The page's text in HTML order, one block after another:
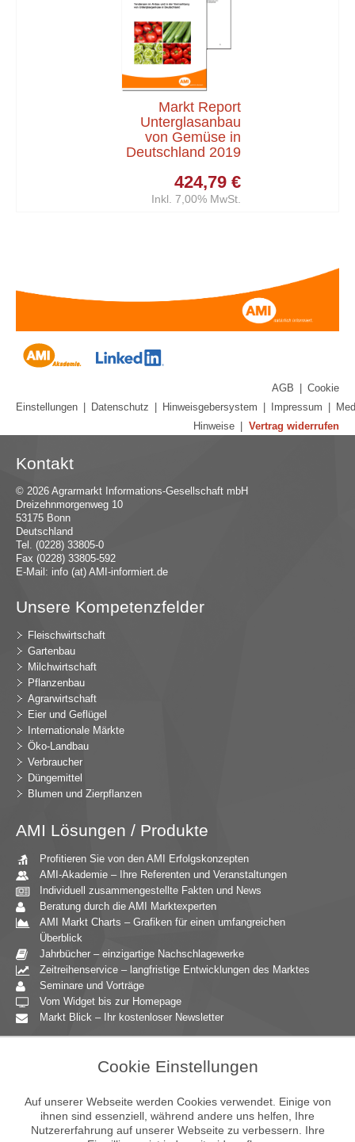
Markt Report
Unterglasanbau
von Gemüse in
Deutschland 2019
424,79 €
Inkl. 7,00% MwSt.
AGB
Cookie
Einstellungen
Datenschutz Hinweisgebersystem Impressum
Hinweise
Vertrag widerrufen
Kontakt
© 2026 Agrarmarkt Informations-Gesellschaft mbH
Dreizehnmorgenweg 10
53175 Bonn
Deutschland
Tel. (0228) 33805-0
Fax (0228) 33805-592
E-Mail: info (at) AMI-informiert.de
Unsere Kompetenzfelder
Fleischwirtschaft
Gartenbau
Milchwirtschaft
Pflanzenbau
Agrarwirtschaft
Eier und Geflügel
Internationale Märkte
Öko-Landbau
Verbraucher
Düngemittel
Blumen und Zierpflanzen
AMI Lösungen / Produkte
Profitieren Sie von den AMI Erfolgskonzepten
AMI-Akademie – Ihre Referenten und Veranstaltungen
Individuell zusammengestellte Fakten und News
Beratung durch die AMI Marktexperten
AMI Markt Charts – Grafiken für einen umfangreichen
Überblick
Jahrbücher – einzigartige Nachschlagewerke
Zeitreihenservice – langfristige Entwicklungen des Marktes
Seminare und Vorträge
Vom Widget bis zur Homepage
Markt Blick – Ihr kostenloser Newsletter
Unternehmensberatung
Ernährungsgewerbe
Einzelhandel
Cookie Einstellungen
Auf unserer Webseite werden Cookies verwendet. Einige von
ihnen sind essenziell, während andere uns helfen, Ihre
Nutzererfahrung auf unserer Webseite zu verbessern. Ihre